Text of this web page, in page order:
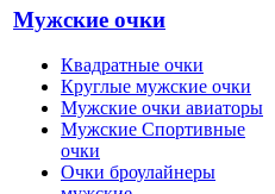
Мужские очки
Квадратные очки
Круглые мужские очки
Мужские очки авиаторы
Мужские Спортивные
очки
Очки броулайнеры